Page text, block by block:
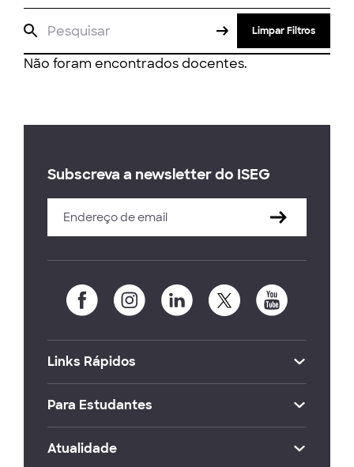
Limpar Filtros
Não foram encontrados docentes.
Subscreva a newsletter do ISEG
Links Rápidos
Para Estudantes
Atualidade